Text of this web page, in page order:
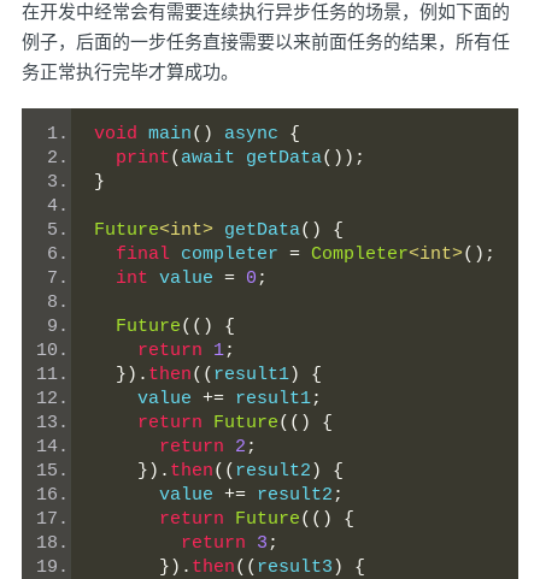
在开发中经常会有需要连续执行异步任务的场景，例如下面的
例子，后面的一步任务直接需要以来前面任务的结果，所有任
务正常执行完毕才算成功。
void main() async {
print( await getData());
}
Future<int> getData()
{
final completer = Completer<int>();
int value = 0 ;
Future(()
{
return
1;
}). then(( result1)
{
    value
+= result1;
return
Future(()
{
return
2 ;
}). then(( result2 )
{
      value
+= result2 ;
return
Future(()
{
return
3 ;
}). then(( result3 )
{